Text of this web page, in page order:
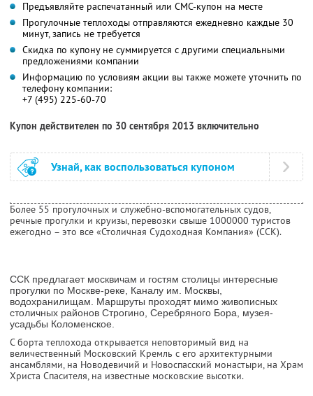
Предъявляйте распечатанный или СМС-купон на месте
Прогулочные теплоходы отправляются ежедневно каждые 30
минут, запись не требуется
Скидка по купону не суммируется с другими специальными
предложениями компании
Информацию по условиям акции вы также можете уточнить по
телефону компании:
+7 (495) 225-60-70
Купон действителен по 30 сентября 2013 включительно
Узнай, как воспользоваться купоном
Более 55 прогулочных и служебно-вспомогательных судов,
речные прогулки и круизы, перевозки свыше 1000000 туристов
ежегодно – это все «Столичная Судоходная Компания» (ССК).
ССК предлагает москвичам и гостям столицы интересные
прогулки по Москве-реке, Каналу им. Москвы,
водохранилищам. Маршруты проходят мимо живописных
столичных районов Строгино, Серебряного Бора, музея-
усадьбы Коломенское.
С борта теплохода открывается неповторимый вид на
величественный Московский Кремль с его архитектурными
ансамблями, на Новодевичий и Новоспасский монастыри, на Храм
Христа Спасителя, на известные московские высотки.